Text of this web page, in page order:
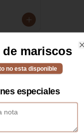
de
al wok
de mariscos
no esta disponible
especiales